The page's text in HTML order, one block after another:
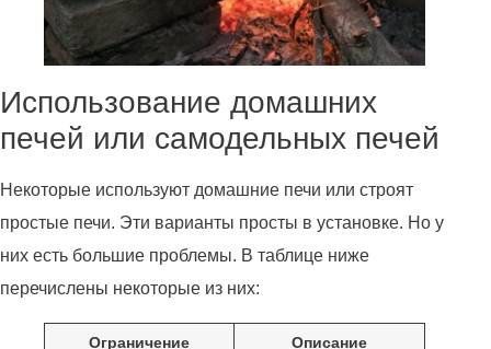
Использование домашних
печей или самодельных печей
Некоторые используют домашние печи или строят
простые печи. Эти варианты просты в установке. Но у
них есть большие проблемы. В таблице ниже
перечислены некоторые из них:
Ограничение Описание